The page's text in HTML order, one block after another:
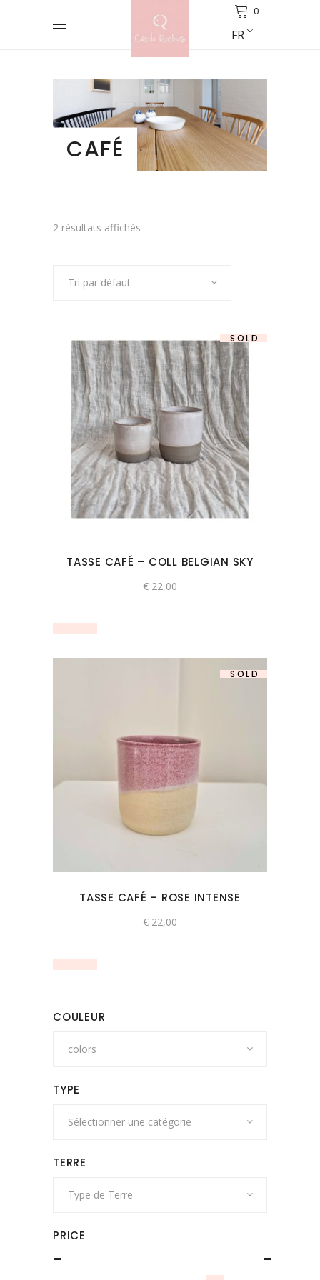
0
FR
CAFÉ
2 résultats affichés
Tri par défaut
SOLD
TASSE CAFÉ – COLL BELGIAN SKY
€ 22,00
SOLD
TASSE CAFÉ – ROSE INTENSE
€ 22,00
COULEUR
colors
TYPE
Sélectionner une catégorie
TERRE
Type de Terre
PRICE